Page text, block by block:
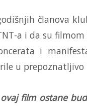
članova
a i da su
i
u prepoznatljivo
film ostane